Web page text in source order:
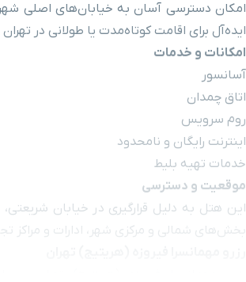
امکان دسترسی آسان به خیابان‌های اصلی
ایده‌آل برای اقامت کوتاه‌مدت یا طولانی در
امکانات و خدمات
آسانسور
اتاق چمدان
روم سرویس
اینترنت رایگان و نامحدود
خدمات تهیه بلیط
موقعیت و دسترسی
این هتل به دلیل قرارگیری در خیابان
بخش‌های شمالی و مرکزی شهر، ادارات و مراکز